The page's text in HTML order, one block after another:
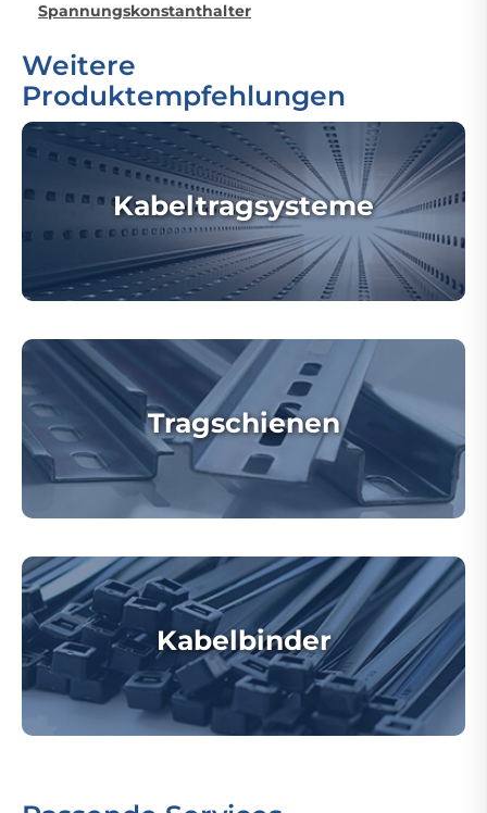
Spannungskonstanthalter
Weitere
Produktempfehlungen
Kabeltragsysteme
Tragschienen
Kabelbinder